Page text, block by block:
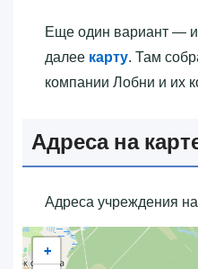
Еще один вариант —
далее карту. Там
компании Лобни и их
Адреса на
Адреса учреждения
+